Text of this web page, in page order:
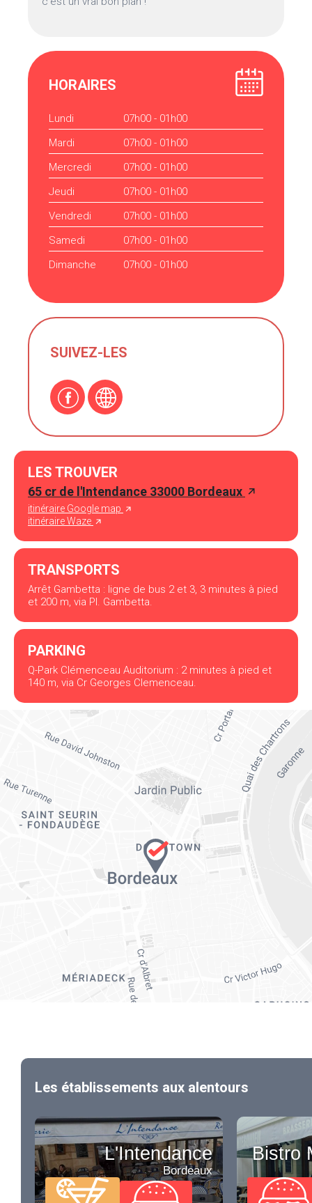
HORAIRES
Lundi
07h00 - 01h00
Mardi
07h00 - 01h00
Mercredi
07h00 - 01h00
Jeudi
07h00 - 01h00
Vendredi
07h00 - 01h00
Samedi
07h00 - 01h00
Dimanche
07h00 - 01h00
SUIVEZ-LES
LES TROUVER
65 cr de l'Intendance 33000 Bordeaux
itinéraire Google map
itinéraire Waze
TRANSPORTS
Arrêt Gambetta : ligne de bus 2 et 3, 3 minutes à pied
et 200 m, via Pl. Gambetta.
PARKING
Q-Park Clémenceau Auditorium : 2 minutes à pied et
140 m, via Cr Georges Clemenceau.
Les établissements aux alentours
L'Intendance
Bordeaux
Bistro